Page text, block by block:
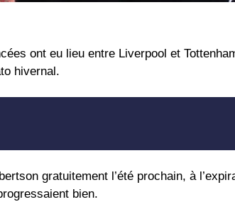
ont eu lieu entre Liverpool et
hivernal.
gratuitement l’été prochain, à
bien.